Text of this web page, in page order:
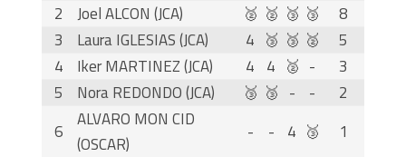
2
Joel ALCON (JCA) 🥈 🥈 🥉 🥉
8
3
Laura IGLESIAS (JCA) 4 🥉 🥉 🥈
5
4
Iker MARTINEZ (JCA) 4 4 🥈 -
3
5
Nora REDONDO (JCA) 🥉 🥉 - -
2
6
ALVARO MON CID
(OSCAR)
- - 4 🥉 1